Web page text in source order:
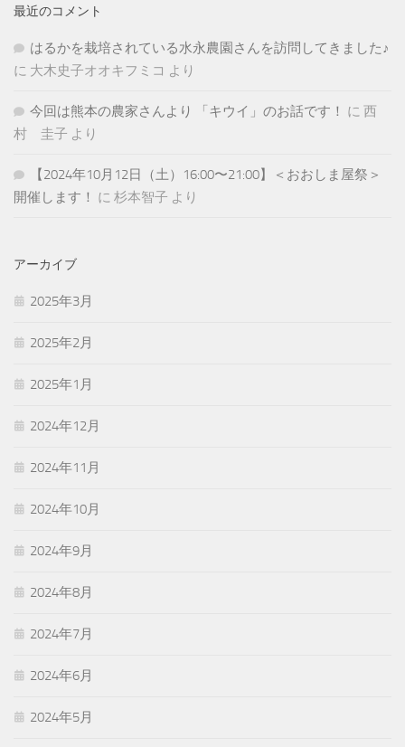
最近のコメント
はるかを栽培されている水永農園さんを訪問してきました♪
に 大木史子オオキフミコ より
今回は熊本の農家さんより 「キウイ」のお話です！ に 西
村 圭子 より
【2024年10月12日（土）16:00〜21:00】＜おおしま屋祭＞
開催します！ に 杉本智子 より
アーカイブ
2025年3月
2025年2月
2025年1月
2024年12月
2024年11月
2024年10月
2024年9月
2024年8月
2024年7月
2024年6月
2024年5月